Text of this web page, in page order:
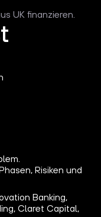
UK finanzieren.
Risiken und
Banking,
Claret Capital,